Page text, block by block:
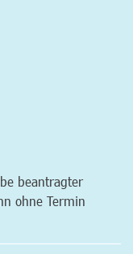
beantragter
ohne Termin